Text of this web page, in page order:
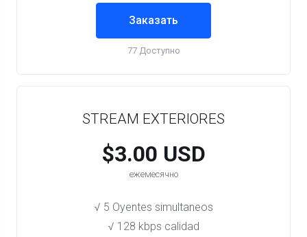
Заказать
77 Доступно
STREAM EXTERIORES
$3.00 USD
ежемесячно
√ 5 Oyentes simultaneos
√ 128 kbps calidad